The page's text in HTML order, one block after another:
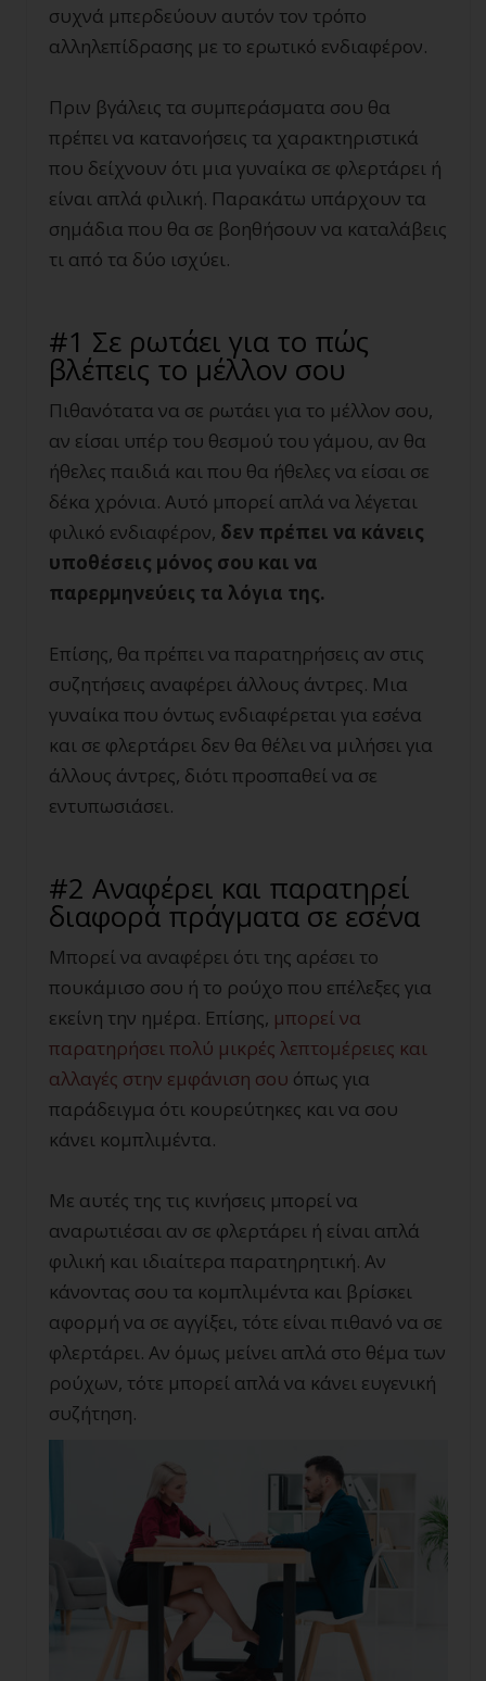
συχνά μπερδεύουν αυτόν τον τρόπο
αλληλεπίδρασης με το ερωτικό ενδιαφέρον.
Πριν βγάλεις τα συμπεράσματα σου θα
πρέπει να κατανοήσεις τα χαρακτηριστικά
που δείχνουν ότι μια γυναίκα σε φλερτάρει ή
είναι απλά φιλική. Παρακάτω υπάρχουν τα
σημάδια που θα σε βοηθήσουν να καταλάβεις
τι από τα δύο ισχύει.
#1 Σε ρωτάει για το πώς
βλέπεις το μέλλον σου
Πιθανότατα να σε ρωτάει για το μέλλον σου,
αν είσαι υπέρ του θεσμού του γάμου, αν θα
ήθελες παιδιά και που θα ήθελες να είσαι σε
δέκα χρόνια. Αυτό μπορεί απλά να λέγεται
φιλικό ενδιαφέρον, δεν πρέπει να κάνεις
υποθέσεις μόνος σου και να
παρερμηνεύεις τα λόγια της.
Επίσης, θα πρέπει να παρατηρήσεις αν στις
συζητήσεις αναφέρει άλλους άντρες. Μια
γυναίκα που όντως ενδιαφέρεται για εσένα
και σε φλερτάρει δεν θα θέλει να μιλήσει για
άλλους άντρες, διότι προσπαθεί να σε
εντυπωσιάσει.
#2 Αναφέρει και παρατηρεί
διαφορά πράγματα σε εσένα
Μπορεί να αναφέρει ότι της αρέσει το
πουκάμισο σου ή το ρούχο που επέλεξες για
εκείνη την ημέρα. Επίσης, μπορεί να
παρατηρήσει πολύ μικρές λεπτομέρειες και
αλλαγές στην εμφάνιση σου όπως για
παράδειγμα ότι κουρεύτηκες και να σου
κάνει κομπλιμέντα.
Με αυτές της τις κινήσεις μπορεί να
αναρωτιέσαι αν σε φλερτάρει ή είναι απλά
φιλική και ιδιαίτερα παρατηρητική. Αν
κάνοντας σου τα κομπλιμέντα και βρίσκει
αφορμή να σε αγγίξει, τότε είναι πιθανό να σε
φλερτάρει. Αν όμως μείνει απλά στο θέμα των
ρούχων, τότε μπορεί απλά να κάνει ευγενική
συζήτηση.